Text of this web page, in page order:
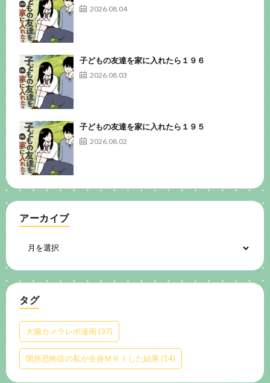
2026.08.04
子どもの友達を家に入れたら１９６
2026.08.03
子どもの友達を家に入れたら１９５
2026.08.02
アーカイブ
タグ
大腸カメラレポ漫画(37)
閉所恐怖症の私が全身ＭＲＩした結果(14)